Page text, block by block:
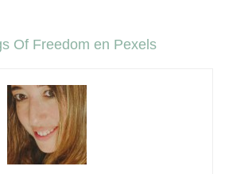
Of Freedom en Pexels